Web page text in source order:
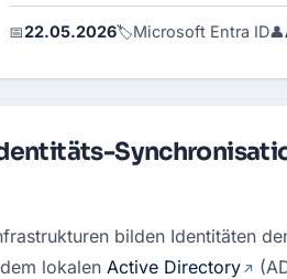
📅22.05.2026🏷️Microsoft Entra ID👤
bilden Identitäten
lokalen Active Directory